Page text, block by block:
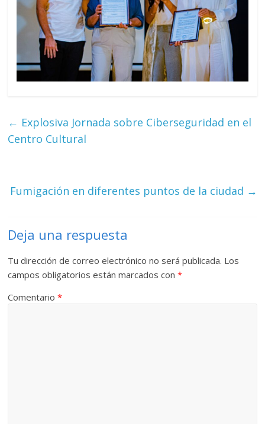
← Explosiva Jornada sobre Ciberseguridad en el
Centro Cultural
Fumigación en diferentes puntos de la ciudad →
Deja una respuesta
Tu dirección de correo electrónico no será publicada. Los
campos obligatorios están marcados con*
Comentario*